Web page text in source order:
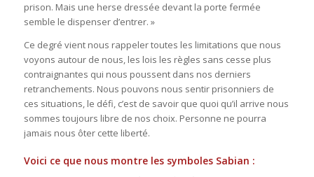
prison. Mais une herse dressée devant la porte fermée
semble le dispenser d’entrer. »
Ce degré vient nous rappeler toutes les limitations que nous
voyons autour de nous, les lois les règles sans cesse plus
contraignantes qui nous poussent dans nos derniers
retranchements. Nous pouvons nous sentir prisonniers de
ces situations, le défi, c’est de savoir que quoi qu’il arrive nous
sommes toujours libre de nos choix. Personne ne pourra
jamais nous ôter cette liberté.
Voici ce que nous montre les symboles Sabian :